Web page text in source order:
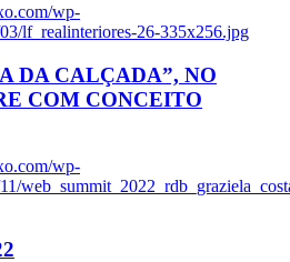
wp-
lf_realinteriores-26-335x256.jpg
DA CALÇADA”, NO
COM CONCEITO
wp-